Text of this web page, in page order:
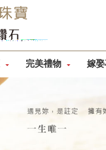
完美禮物 嫁